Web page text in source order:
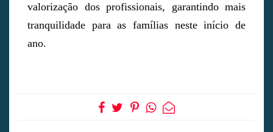
valorização dos profissionais, garantindo mais
tranquilidade para as famílias neste início de
ano.